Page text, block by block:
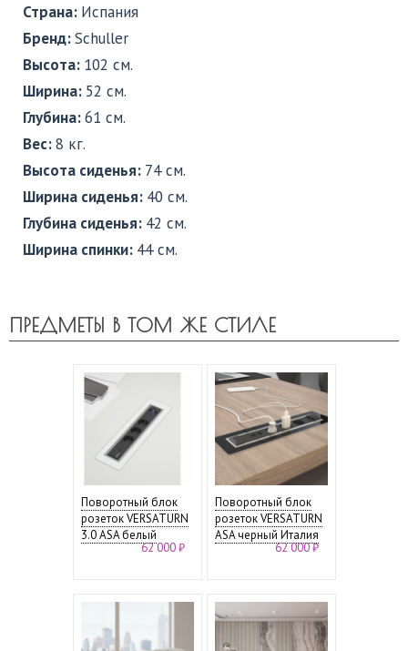
Страна: Испания
Бренд:Schuller
Высота: 102 см.
Ширина: 52 см.
Глубина:61 см.
Вес:8 кг.
Высота сиденья: 74 см.
Ширина сиденья: 40 см.
Глубина сиденья: 42 см.
Ширина спинки: 44 см.
ПРЕДМЕТЫ В ТОМ ЖЕ СТИЛЕ
Поворотный блок
розеток VERSATURN
3.0 ASA белый
62 000 ₽
Поворотный блок
розеток VERSATURN
ASA черный Италия
62 000 ₽